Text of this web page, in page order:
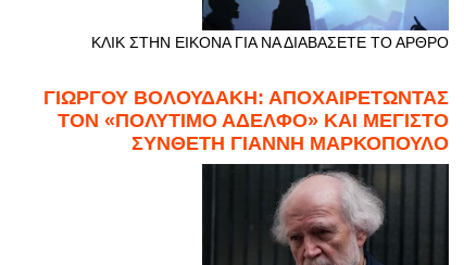
ΚΛΙΚ ΣΤΗΝ ΕΙΚΟΝΑ ΓΙΑ ΝΑ ΔΙΑΒΑΣΕΤΕ ΤΟ ΑΡΘΡΟ
ΓΙΩΡΓΟΥ ΒΟΛΟΥΔΑΚΗ: ΑΠΟΧΑΙΡΕΤΩΝΤΑΣ
ΤΟΝ «ΠΟΛΥΤΙΜΟ ΑΔΕΛΦΟ» ΚΑΙ ΜΕΓΙΣΤΟ
ΣΥΝΘΕΤΗ ΓΙΑΝΝΗ ΜΑΡΚΟΠΟΥΛΟ